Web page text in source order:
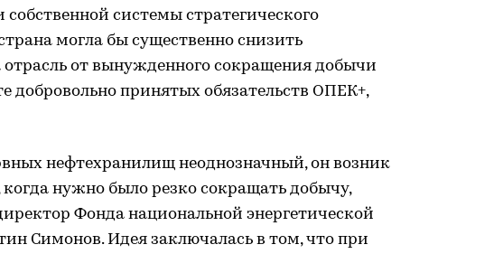
системы стратегического
могла бы существенно снизить
от вынужденного сокращения добычи
добровольно принятых обязательств ОПЕК+,
нефтехранилищ неоднозначный, он возник
нужно было резко сокращать добычу,
Фонда национальной энергетической
Симонов. Идея заключалась в том, что при